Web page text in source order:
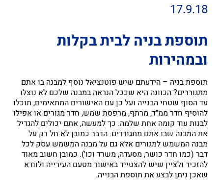
17.9.18
תוספת בניה לבית בקלות
ובמהירות
תוספת בניה – הידעתם שיש פוטנציאל נוסף למבנה בו אתם
מתגוררים? הכוונה היא שככל הנראה במבנה שלכם לא נוצלו
עד הסוף שטחי הבנייה ועל כן עם האישורים המתאימים, תוכלו
להוסיף חדר ממ"ד, מרתף, מרפסת שמש, חדר מגורים או אפילו
לבנות עוד קומה אחת שלמה. כך למעשה, אתם יכולים להגדיל
את המבנה שבו אתם מתגוררים. הדבר כמובן לא חל רק על
מבנה המשמש למגורים אלא גם על מבנה המשמש עסק לכל
דבר (כמו חדר כושר, מסעדה, משרד וכו'). כמובן חשוב מאוד
להזכיר ולציין שיש להצטייד באישור מטעם העירייה ולוודא
שאכן ניתן לבצע את תוספת הבנייה.